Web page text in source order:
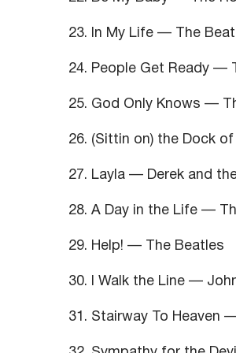
23. In My Life — The
24. People Get Ready —
25. God Only Knows —
26. (Sittin on) the Dock
27. Layla — Derek and
28. A Day in the Life —
29. Help! — The Beatles
30. I Walk the Line —
31. Stairway To Heaven